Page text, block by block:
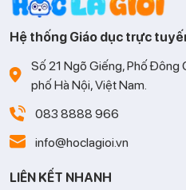
Hệ thống Giáo dục trực
Số 21 Ngõ Giếng, Phố Đông
phố Hà Nội, Việt Nam.
083 8888 966
info@hoclagioi.vn
LIÊN KẾT NHANH